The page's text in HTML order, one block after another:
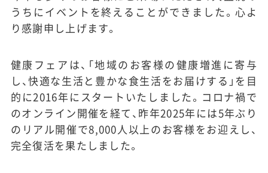
うちにイベントを終えることができました。心よ
り感謝申し上げます。
健康フェアは、「地域のお客様の健康増進に寄与
し、快適な生活と豊かな食生活をお届けする」を目
的に2016年にスタートいたしました。コロナ禍で
のオンライン開催を経て、昨年2025年には5年ぶり
のリアル開催で8,000人以上のお客様をお迎えし、
完全復活を果たしました。